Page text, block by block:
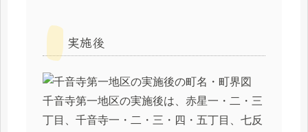
実施後
千音寺第一地区の実施後は、赤星一・二・三
丁目、千音寺一・二・三・四・五丁目、七反